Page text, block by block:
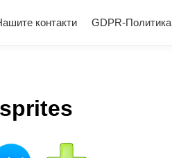
контакти GDPR-Политика